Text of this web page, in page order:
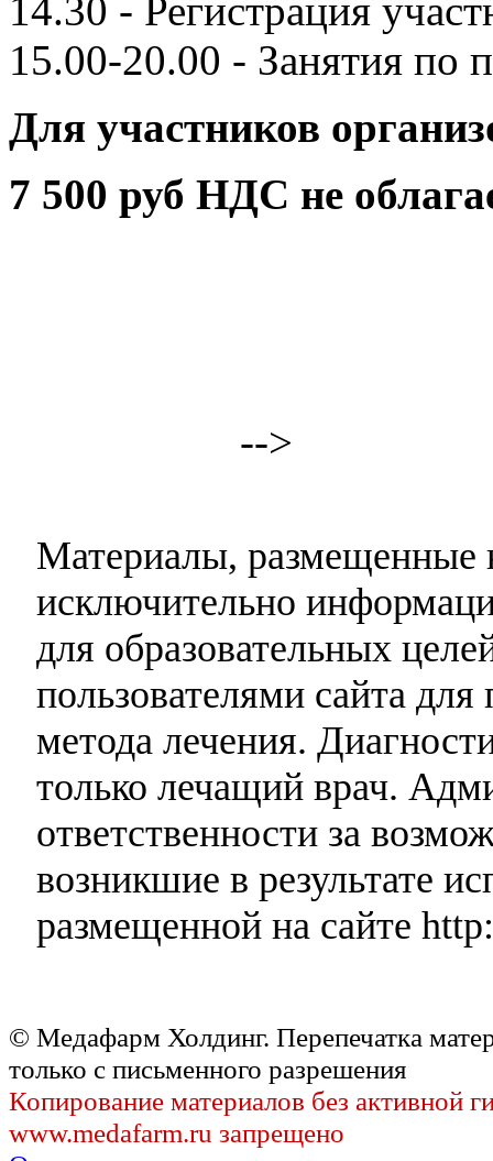
14.30 - Регистрация
15.00-20.00 - Занятия по
Для участников
7 500 руб НДС не
-->
Материалы, размещенные
исключительно
для образовательных
пользователями сайта
метода лечения.
только лечащий врач.
ответственности за
возникшие в результате
размещенной на сайте
© Медафарм Холдинг. Перепечатка
только с письменного разрешения
Копирование материалов без активной
www.medafarm.ru запрещено